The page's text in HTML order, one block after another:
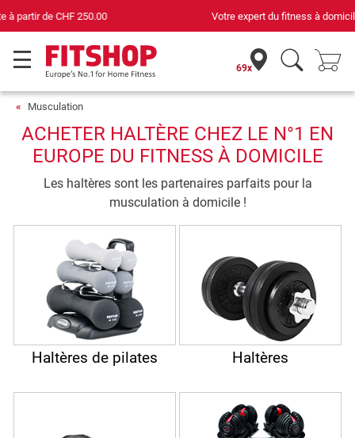
Votre expert du fitness à domicile depuis 42 ans
69x
Musculation
ACHETER HALTÈRE CHEZ LE N°1 EN
EUROPE DU FITNESS À DOMICILE
Les haltères sont les partenaires parfaits pour la
musculation à domicile !
Haltères de pilates Haltères